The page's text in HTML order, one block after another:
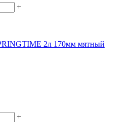
+
2л 170мм мятный
+